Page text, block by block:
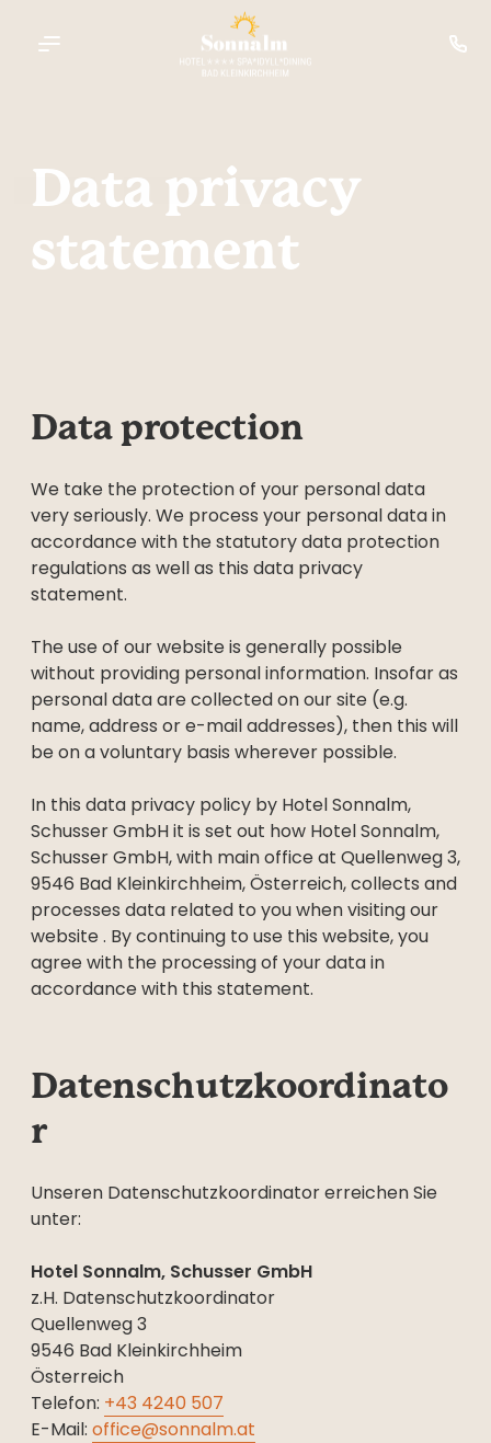
----
----
----
----
Data privacy
statement
Data protection
We take the protection of your personal data
very seriously. We process your personal data in
accordance with the statutory data protection
regulations as well as this data privacy
statement.
The use of our website is generally possible
without providing personal information. Insofar as
personal data are collected on our site (e.g.
name, address or e-mail addresses), then this will
be on a voluntary basis wherever possible.
In this data privacy policy by Hotel Sonnalm,
Schusser GmbH it is set out how Hotel Sonnalm,
Schusser GmbH, with main office at Quellenweg 3,
9546 Bad Kleinkirchheim, Österreich, collects and
processes data related to you when visiting our
website . By continuing to use this website, you
agree with the processing of your data in
accordance with this statement.
Datenschutzkoordinato
r
Unseren Datenschutzkoordinator erreichen Sie
unter:
Hotel Sonnalm, Schusser GmbH
z.H. Datenschutzkoordinator
Quellenweg 3
9546 Bad Kleinkirchheim
Österreich
Telefon: +43 4240 507
E-Mail: office@sonnalm.at